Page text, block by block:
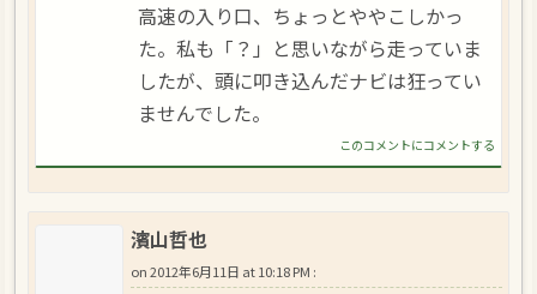
高速の入り口、ちょっとややこしかっ
た。私も「？」と思いながら走っていま
したが、頭に叩き込んだナビは狂ってい
ませんでした。
このコメントにコメントする
濱山哲也
on2012年6月11日 at 10:18 PM :